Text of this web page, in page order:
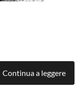
Continua a leggere